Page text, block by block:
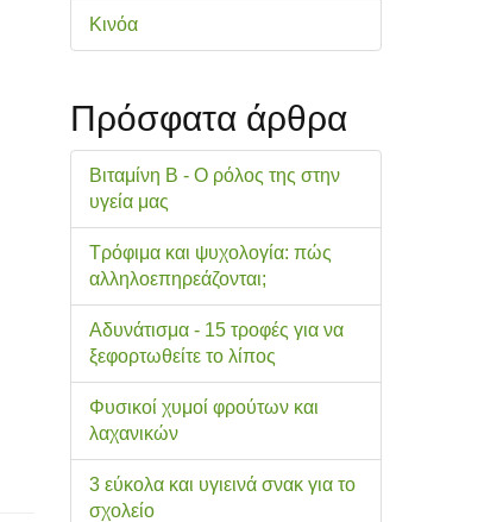
Κινόα
Πρόσφατα άρθρα
Βιταμίνη Β - Ο ρόλος της στην
υγεία μας
Τρόφιμα και ψυχολογία: πώς
αλληλοεπηρεάζονται;
Αδυνάτισμα - 15 τροφές για να
ξεφορτωθείτε το λίπος
Φυσικοί χυμοί φρούτων και
λαχανικών
3 εύκολα και υγιεινά σνακ για το
σχολείo